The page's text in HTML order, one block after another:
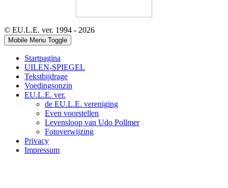
© EU.L.E. ver. 1994 - 2026
Mobile Menu Toggle
Startpagina
UILEN-SPIEGEL
Tekstbijdrage
Voedingsonzin
EU.L.E. ver.
de EU.L.E. vereniging
Even voorstellen
Levensloop van Udo Pollmer
Fotoverwijzing
Privacy
Impressum